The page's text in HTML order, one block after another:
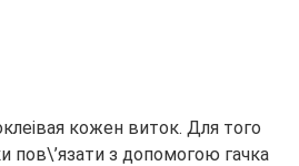
кожен виток. Для того
пов\’язати з допомогою гачка